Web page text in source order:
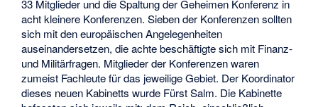
33 Mitglieder und die Spaltung der Geheimen Konferenz in
acht kleinere Konferenzen. Sieben der Konferenzen sollten
sich mit den europäischen Angelegenheiten
auseinandersetzen, die achte beschäftigte sich mit Finanz-
und Militärfragen. Mitglieder der Konferenzen waren
zumeist Fachleute für das jeweilige Gebiet. Der Koordinator
dieses neuen Kabinetts wurde Fürst Salm. Die Kabinette